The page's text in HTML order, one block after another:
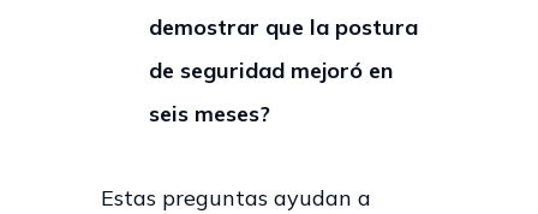
demostrar que la postura
de seguridad mejoró en
seis meses?
Estas preguntas ayudan a